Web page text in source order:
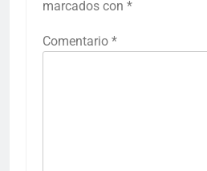
marcados con *
Comentario *